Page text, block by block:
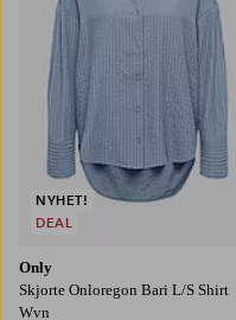
Only
Skjorte Onloregon Bari L/S Shirt
Wvn
NYHET!
DEAL